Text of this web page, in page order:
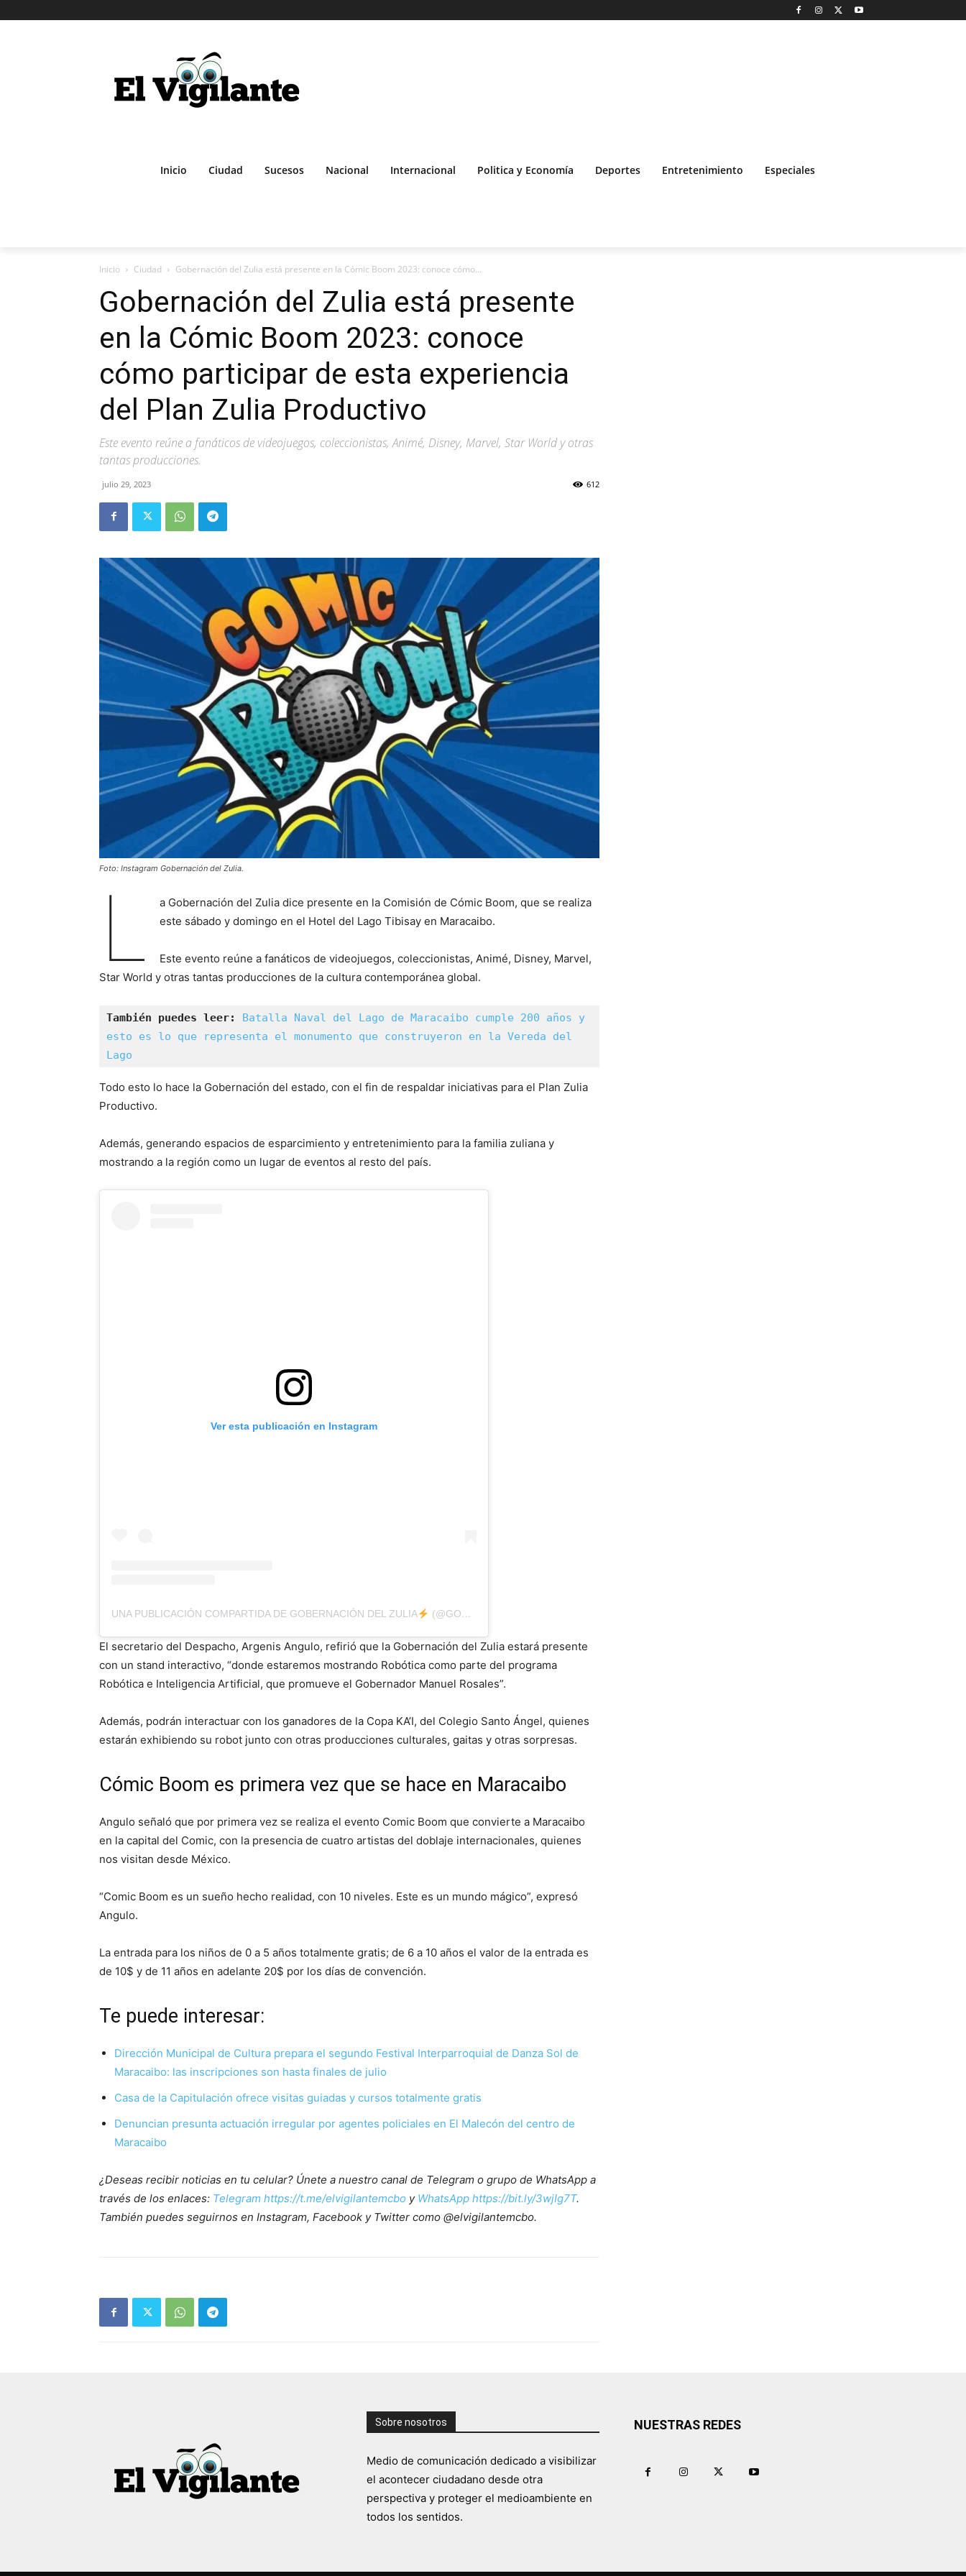
Inicio Ciudad Sucesos Nacional Internacional Politica y Economía Deportes Entretenimiento Especiales
Inicio Ciudad Gobernación del Zulia está presente en la Cómic Boom 2023: conoce cómo...
Gobernación del Zulia está presente
en la Cómic Boom 2023: conoce
cómo participar de esta experiencia
del Plan Zulia Productivo
Este evento reúne a fanáticos de videojuegos, coleccionistas, Animé, Disney, Marvel, Star World y otras
tantas producciones.
julio 29, 2023 612
Foto: Instagram Gobernación del Zulia.
L
a Gobernación del Zulia dice presente en la Comisión de Cómic Boom, que se realiza
este sábado y domingo en el Hotel del Lago Tibisay en Maracaibo.
Este evento reúne a fanáticos de videojuegos, coleccionistas, Animé, Disney, Marvel,
Star World y otras tantas producciones de la cultura contemporánea global.
También puedes leer:
Batalla Naval del Lago de Maracaibo cumple 200 años y
esto es lo que representa el monumento que construyeron en la Vereda del
Lago
Todo esto lo hace la Gobernación del estado, con el fin de respaldar iniciativas para el Plan Zulia
Productivo.
Además, generando espacios de esparcimiento y entretenimiento para la familia zuliana y
mostrando a la región como un lugar de eventos al resto del país.
Ver esta publicación en Instagram
UNA PUBLICACIÓN COMPARTIDA DE GOBERNACIÓN DEL ZULIA (@GOBERNACIONDELZULIA)
El secretario del Despacho, Argenis Angulo, refirió que la Gobernación del Zulia estará presente
con un stand interactivo, “donde estaremos mostrando Robótica como parte del programa
Robótica e Inteligencia Artificial, que promueve el Gobernador Manuel Rosales”.
Además, podrán interactuar con los ganadores de la Copa KA’I, del Colegio Santo Ángel, quienes
estarán exhibiendo su robot junto con otras producciones culturales, gaitas y otras sorpresas.
Cómic Boom es primera vez que se hace en Maracaibo
Angulo señaló que por primera vez se realiza el evento Comic Boom que convierte a Maracaibo
en la capital del Comic, con la presencia de cuatro artistas del doblaje internacionales, quienes
nos visitan desde México.
“Comic Boom es un sueño hecho realidad, con 10 niveles. Este es un mundo mágico”, expresó
Angulo.
La entrada para los niños de 0 a 5 años totalmente gratis; de 6 a 10 años el valor de la entrada es
de 10$ y de 11 años en adelante 20$ por los días de convención.
Te puede interesar:
Dirección Municipal de Cultura prepara el segundo Festival Interparroquial de Danza Sol de
Maracaibo: las inscripciones son hasta finales de julio
Casa de la Capitulación ofrece visitas guiadas y cursos totalmente gratis
Denuncian presunta actuación irregular por agentes policiales en El Malecón del centro de
Maracaibo
¿Deseas recibir noticias en tu celular? Únete a nuestro canal de Telegram o grupo de WhatsApp a
través de los enlaces: Telegram https://t.me/elvigilantemcbo y WhatsApp https://bit.ly/3wjIg7T.
También puedes seguirnos en Instagram, Facebook y Twitter como @elvigilantemcbo.
Sobre nosotros
Medio de comunicación dedicado a visibilizar
el acontecer ciudadano desde otra
perspectiva y proteger el medioambiente en
todos los sentidos.
NUESTRAS REDES